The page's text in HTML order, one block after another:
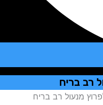
בריח
רב בריח